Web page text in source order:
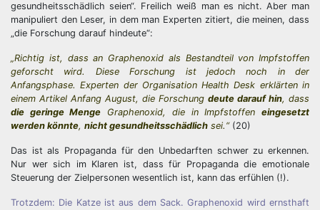
gesundheitsschädlich seien“. Freilich weiß man es nicht. Aber man
manipuliert den Leser, in dem man Experten zitiert, die meinen, dass
„die Forschung darauf hindeute“:
„Richtig ist, dass an Graphenoxid als Bestandteil von Impfstoffen
geforscht wird. Diese Forschung ist jedoch noch in der
Anfangsphase. Experten der Organisation Health Desk erklärten in
einem Artikel Anfang August, die Forschung deute darauf hin, dass
die geringe Menge Graphenoxid, die in Impfstoffeneingesetzt
werden könnte, nicht gesundheitsschädlich sei.“(20)
Das ist als Propaganda für den Unbedarften schwer zu erkennen.
Nur wer sich im Klaren ist, dass für Propaganda die emotionale
Steuerung der Zielpersonen wesentlich ist, kann das erfühlen (!).
Trotzdem: Die Katze ist aus dem Sack. Graphenoxid wird ernsthaft